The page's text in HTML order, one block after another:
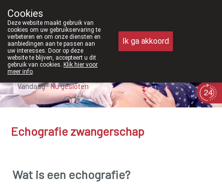
011/610300
Vandaag Nugesloten
Echografie zwangerschap
Wat is een echografie?
Cookies
Deze website maakt gebruik van
cookies om uw gebruikservaring te
verbeteren en om onze diensten en
aanbiedingen aan te passen aan
uw interesses. Door op deze
website te blijven, accepteert u dit
gebruik van cookies. Klik hier voor
meer info.
Ik ga akkoord